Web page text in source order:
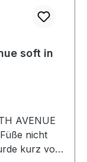
soft in
AVENUE
nicht